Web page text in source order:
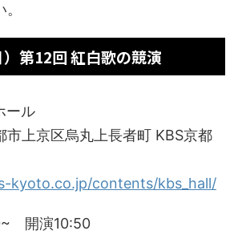
第12回 紅白歌の競演
ール
上京区烏丸上長者町 KBS京都
kyoto.co.jp/contents/kbs_hall/
開演10:50